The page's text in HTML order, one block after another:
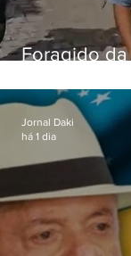
Foragido
RJ-106, em
Jornal Daki
há 1 dia